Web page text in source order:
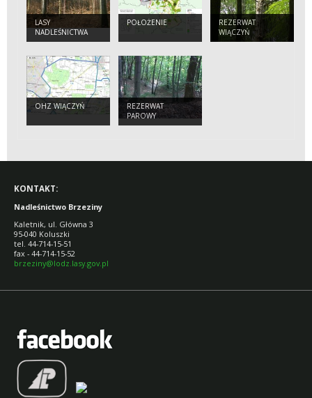
LASY
NADLEŚNICTWA
POŁOŻENIE
REZERWAT
WIĄCZYŃ
OHZ WIĄCZYŃ
REZERWAT
PAROWY
JANINOWSKIE
KONTAKT:
Nadleśnictwo Brzeziny
Kaletnik, ul. Główna 3
95-040 Koluszki
tel. 44-714-15-51
fax - 44-714-15-52
brzeziny@lodz.lasy.gov.pl